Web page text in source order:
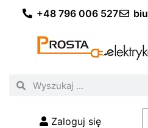
+48 796 006 527
Zaloguj się